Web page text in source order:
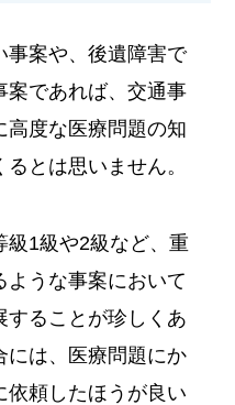
事案や、後遺障害で
案であれば、交通事
高度な医療問題の知
とは思いません。
級1級や2級など、重
ような事案において
することが珍しくあ
には、医療問題にか
依頼したほうが良い